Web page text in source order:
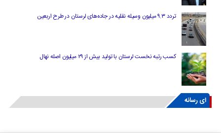
تردد ۹.۳ میلیون وسیله نقلیه در جاده‌های لرستان در طرح اربعین
کسب رتبه نخست لرستان با تولید بیش از ۲۹ میلیون اصله نهال
ای رسانه